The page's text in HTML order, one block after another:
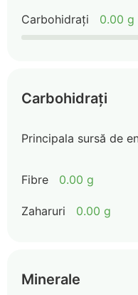
Carbohidrați 0.00 g
Carbohidrați
Principala sursă de
Fibre 0.00 g
Zaharuri 0.00 g
Minerale